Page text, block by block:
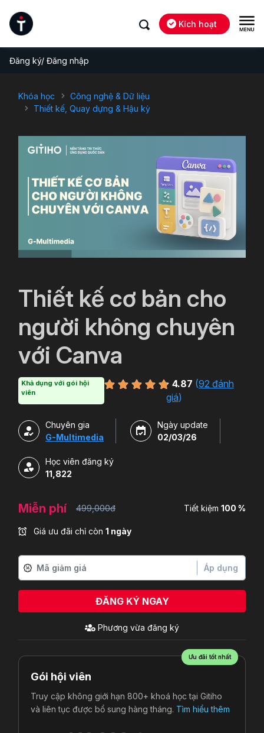
Kích hoạt
Đăng ký/ Đăng nhập
Khóa học
Công nghệ & Dữ liệu
Thiết kế, Quay dựng & Hậu kỳ
Thiết kế cơ bản cho
người không chuyên
với Canva
Khả dụng với gói hội
viên
4.87 (92 đánh
giá)
Chuyên gia
G-Multimedia
Ngày update
02/03/26
Học viên đăng ký
11,822
Miễn phí 499,000đ Tiết kiệm 100 %
Giá ưu đãi chỉ còn 1 ngày
Áp dụng
ĐĂNG KÝ NGAY
Phương vừa đăng ký
Ưu đãi tốt nhất
Gói hội viên
Truy cập không giới hạn 800+ khoá học tại Gitiho
và liên tục được bổ sung hàng tháng. Tìm hiểu thêm